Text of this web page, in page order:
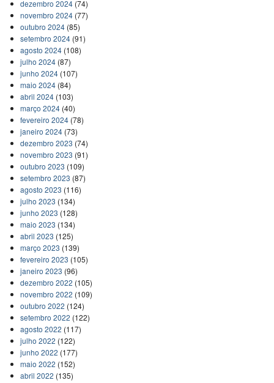
dezembro 2024(74)
novembro 2024(77)
outubro 2024(85)
setembro 2024(91)
agosto 2024(108)
julho 2024(87)
junho 2024(107)
maio 2024(84)
abril 2024(103)
março 2024(40)
fevereiro 2024(78)
janeiro 2024(73)
dezembro 2023 (74)
novembro 2023 (91)
outubro 2023 (109)
setembro 2023 (87)
agosto 2023 (116)
julho 2023 (134)
junho 2023 (128)
maio 2023 (134)
abril 2023 (125)
março 2023 (139)
fevereiro 2023 (105)
janeiro 2023 (96)
dezembro 2022 (105)
novembro 2022 (109)
outubro 2022 (124)
setembro 2022 (122)
agosto 2022 (117)
julho 2022 (122)
junho 2022 (177)
maio 2022 (152)
abril 2022 (135)